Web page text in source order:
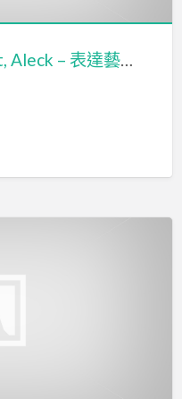
鄺文傑 KWONG Man Kit, Aleck – 表達藝術治療師 Expressive Arts Therapist